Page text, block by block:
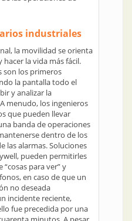
industriales
la movilidad se orienta
hacer la vida más fácil.
son los primeros
la pantalla todo el
y analizar la
menudo, los ingenieros
que pueden llevar
banda de operaciones
dentro de los
las alarmas. Soluciones
pueden permitirles
para ver” y
en caso de que un
no deseada
incidente reciente,
fue precedida por una